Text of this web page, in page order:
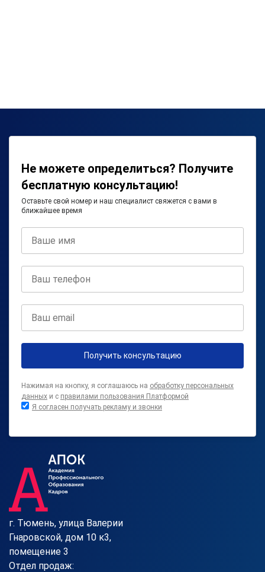
Не можете определиться? Получите
бесплатную консультацию!
Оставьте свой номер и наш специалист свяжется с вами в
ближайшее время
Получить консультацию
Нажимая на кнопку, я соглашаюсь на обработку персональных
данных и с правилами пользования Платформой
Я согласен получать рекламу и звонки
г. Тюмень, улица Валерии
Гнаровской, дом 10 к3,
помещение 3
Отдел продаж: